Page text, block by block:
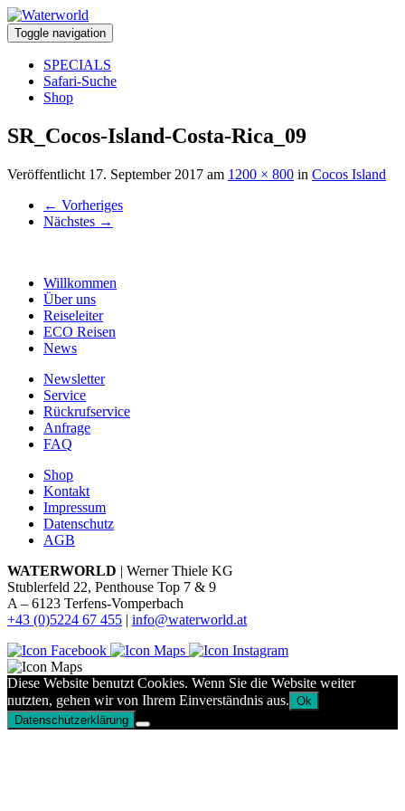
Toggle navigation
SPECIALS
Safari-Suche
Shop
SR_Cocos-Island-Costa-Rica_09
Veröffentlicht 17. September 2017 am 1200 × 800 in Cocos Island
← Vorheriges
Nächstes →
Willkommen
Über uns
Reiseleiter
ECO Reisen
News
Newsletter
Service
Rückrufservice
Anfrage
FAQ
Shop
Kontakt
Impressum
Datenschutz
AGB
WATERWORLD | Werner Thiele KG
Stublerfeld 22, Penthouse Top 7 & 9
A – 6123 Terfens-Vomperbach
+43 (0)5224 67 455 | info@waterworld.at
Diese Website benutzt Cookies. Wenn Sie die Website weiter
nutzten, gehen wir von Ihrem Einverständnis aus. Ok
Datenschutzerklärung